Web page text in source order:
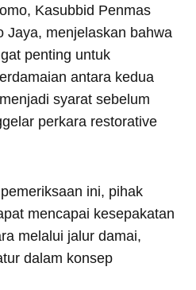
Kasubbid Penmas
Jaya, menjelaskan bahwa
penting untuk
antara kedua
syarat sebelum
perkara restorative
ini, pihak
mencapai kesepakatan
melalui jalur damai,
dalam konsep